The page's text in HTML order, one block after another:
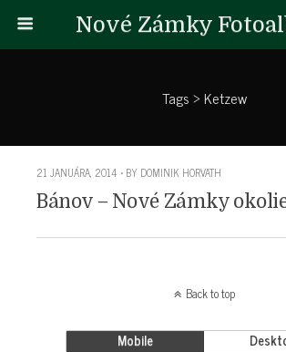
Nové Zámky
Tags › Ketzew
21 JANUÁRA, 2014 • BY DOMINIK HORVATH
Bánov – Nové Zámky
Back to top
Mobile